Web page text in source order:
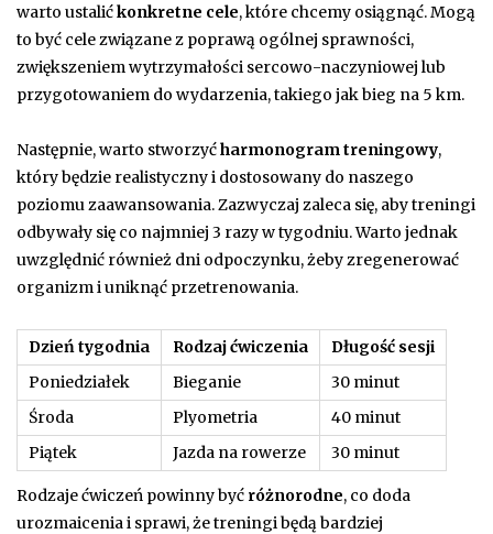
warto ustalićkonkretne cele, które chcemy osiągnąć. Mogą
to być cele związane z poprawą ogólnej sprawności,
zwiększeniem wytrzymałości sercowo-naczyniowej lub
przygotowaniem do wydarzenia, takiego jak bieg na 5 km.
Następnie, warto stworzyćharmonogram treningowy,
który będzie realistyczny i dostosowany do naszego
poziomu zaawansowania. Zazwyczaj zaleca się, aby treningi
odbywały się co najmniej 3 razy w tygodniu. Warto jednak
uwzględnić również dni odpoczynku, żeby zregenerować
organizm i uniknąć przetrenowania.
Dzień tygodnia Rodzaj ćwiczenia
Długość sesji
Poniedziałek
Bieganie
30 minut
Środa
Plyometria
40 minut
Piątek
Jazda na rowerze 30 minut
Rodzaje ćwiczeń powinny być różnorodne, co doda
urozmaicenia i sprawi, że treningi będą bardziej